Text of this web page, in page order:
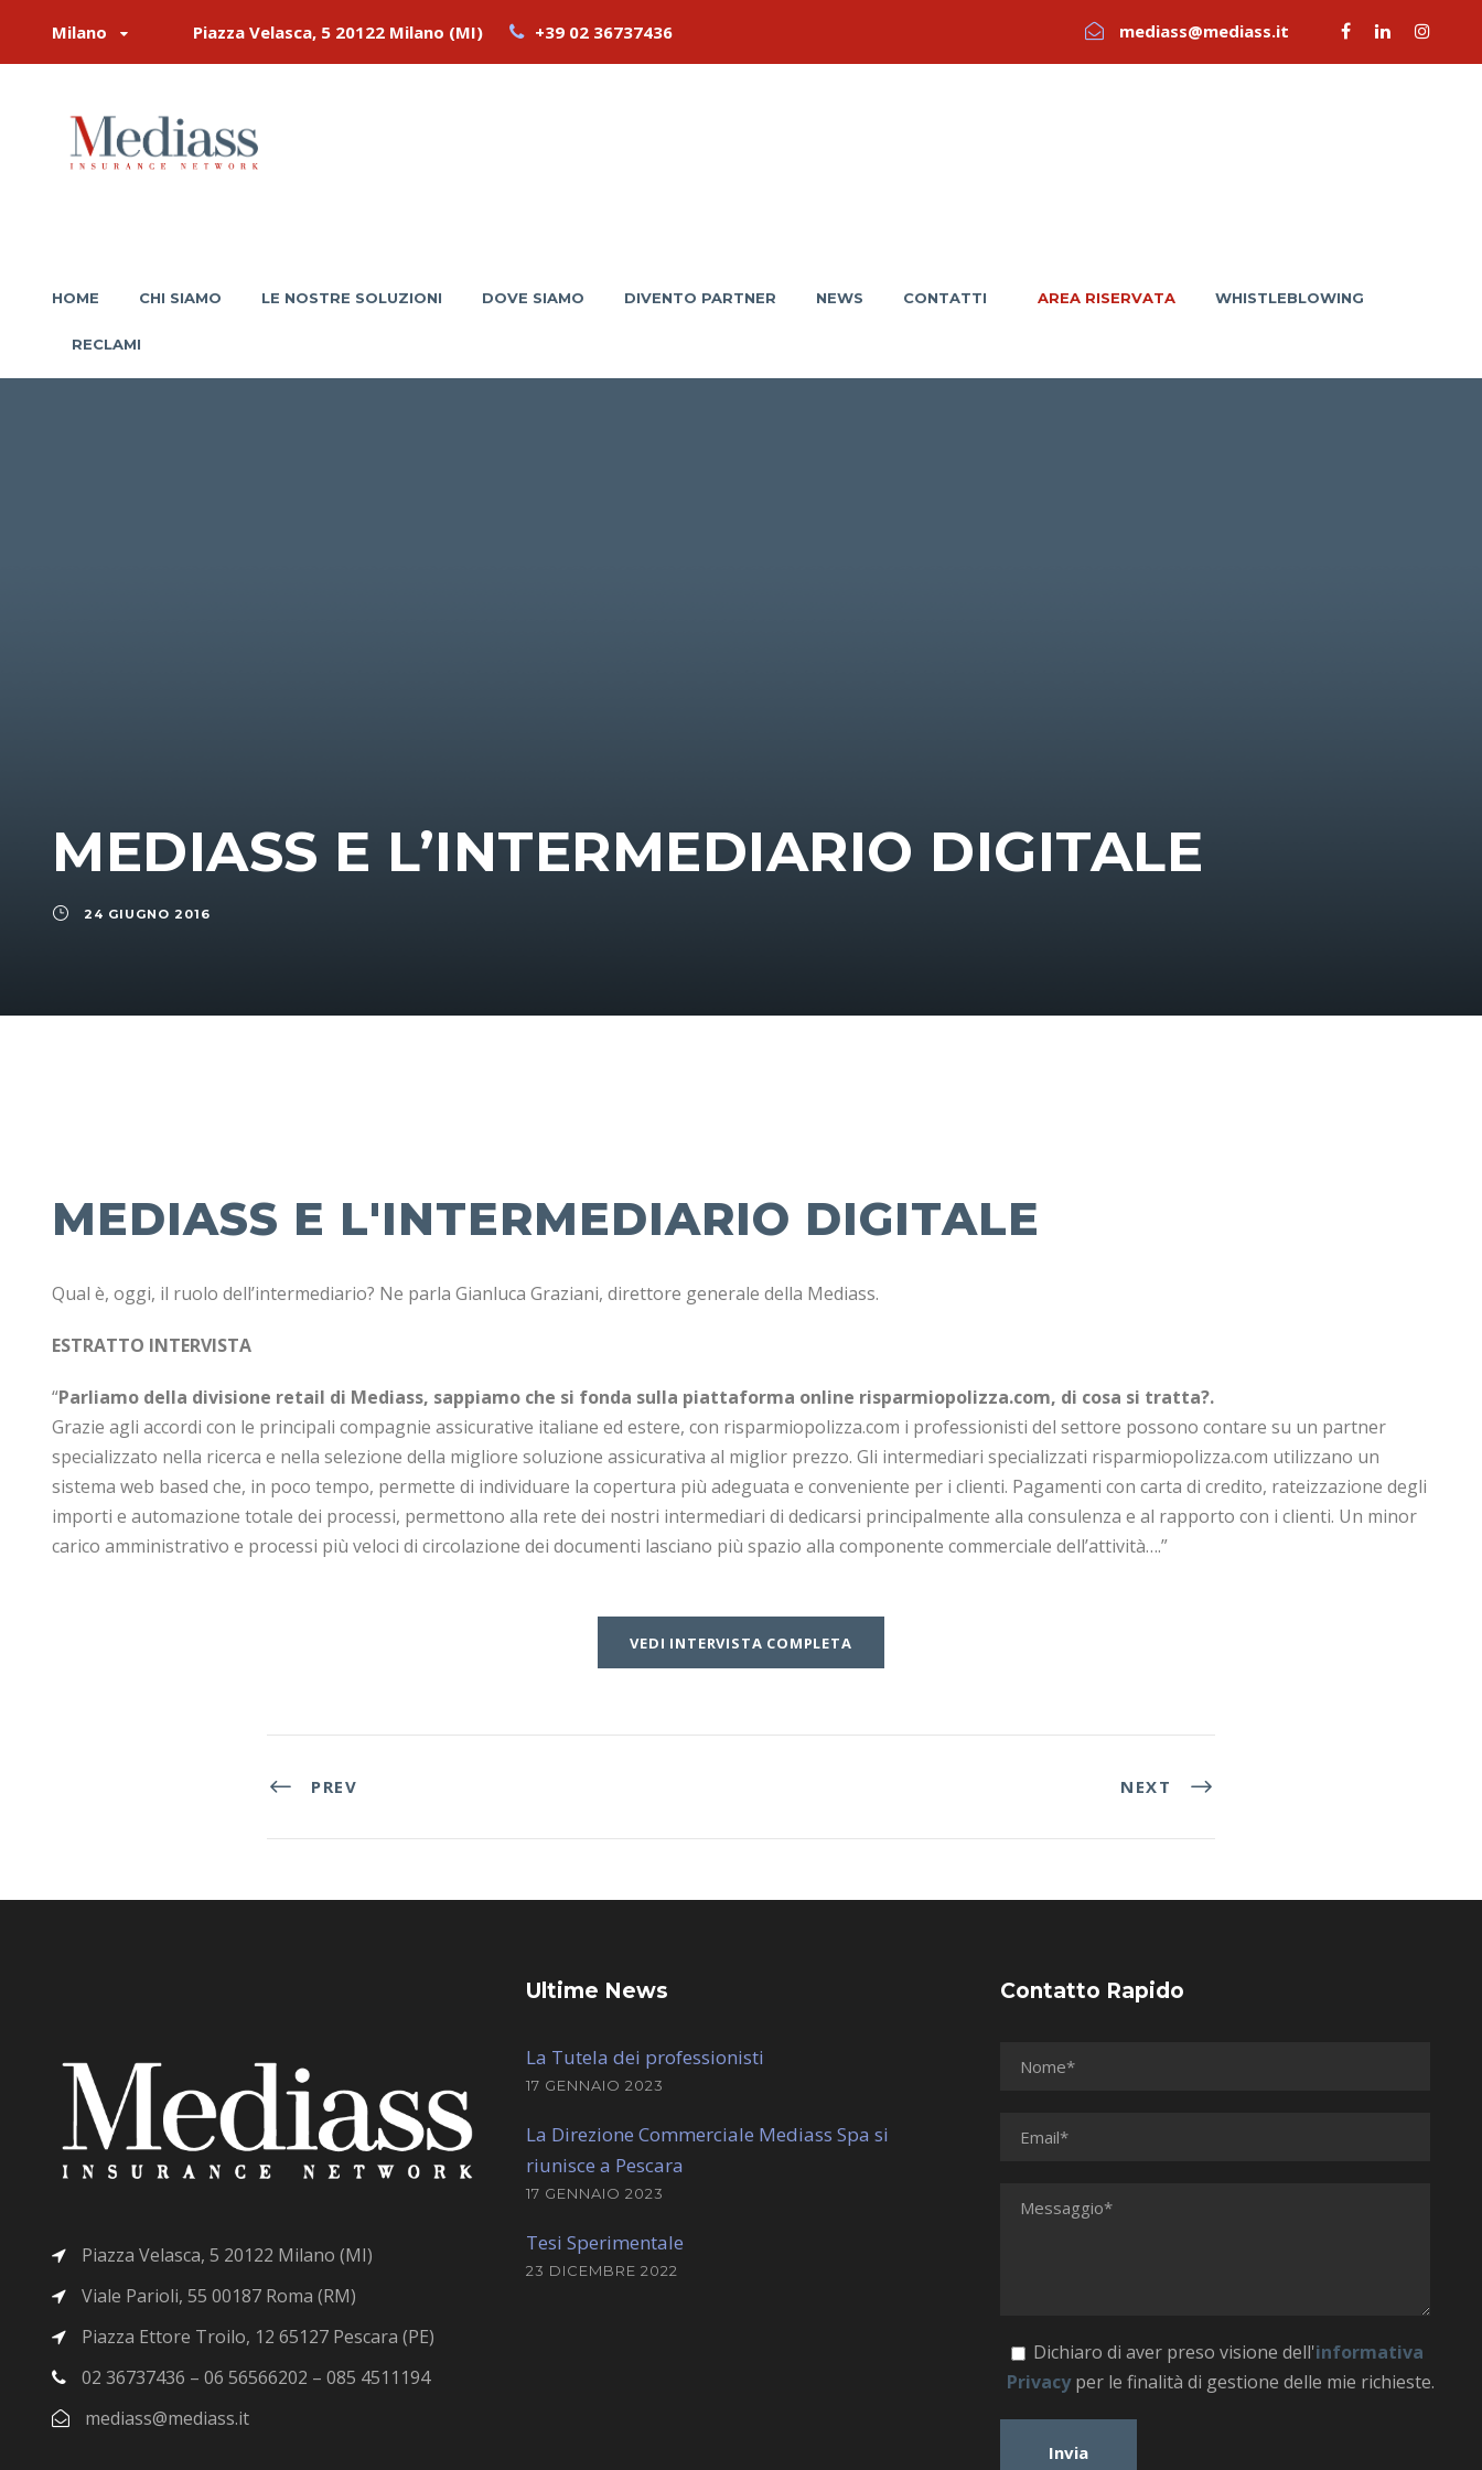
Milano Piazza Velasca, 5 20122 Milano (MI) +39 02 36737436 mediass@mediass.it
HOME CHI SIAMO LE NOSTRE SOLUZIONI DOVE SIAMO DIVENTO PARTNER NEWS CONTATTI AREA RISERVATA WHISTLEBLOWING
RECLAMI
MEDIASS E L’INTERMEDIARIO DIGITALE
24 GIUGNO 2016
MEDIASS E L'INTERMEDIARIO DIGITALE
Qual è, oggi, il ruolo dell’intermediario? Ne parla Gianluca Graziani, direttore generale della Mediass.
ESTRATTO INTERVISTA
“Parliamo della divisione retail di Mediass, sappiamo che si fonda sulla piattaforma online risparmiopolizza.com, di cosa si tratta?.
Grazie agli accordi con le principali compagnie assicurative italiane ed estere, con risparmiopolizza.com i professionisti del settore possono contare su un partner
specializzato nella ricerca e nella selezione della migliore soluzione assicurativa al miglior prezzo. Gli intermediari specializzati risparmiopolizza.com utilizzano un
sistema web based che, in poco tempo, permette di individuare la copertura più adeguata e conveniente per i clienti. Pagamenti con carta di credito, rateizzazione degli
importi e automazione totale dei processi, permettono alla rete dei nostri intermediari di dedicarsi principalmente alla consulenza e al rapporto con i clienti. Un minor
carico amministrativo e processi più veloci di circolazione dei documenti lasciano più spazio alla componente commerciale dell’attività….”
VEDI INTERVISTA COMPLETA
PREV NEXT
Piazza Velasca, 5 20122 Milano (MI)
Viale Parioli, 55 00187 Roma (RM)
Piazza Ettore Troilo, 12 65127 Pescara (PE)
02 36737436 – 06 56566202 – 085 4511194
mediass@mediass.it
Ultime News
La Tutela dei professionisti
17 GENNAIO 2023
La Direzione Commerciale Mediass Spa si
riunisce a Pescara
17 GENNAIO 2023
Tesi Sperimentale
23 DICEMBRE 2022
Contatto Rapido
Dichiaro di aver preso visione dell'informativa
Privacyper le finalità di gestione delle mie richieste.